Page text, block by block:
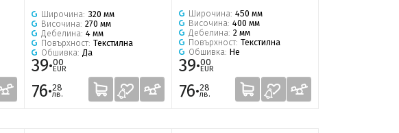
Широчина: 320 мм
Височина: 270 мм
Дебелина: 4 мм
Повърхност: Текстилна
Обшивка: Да
39·00
EUR
76·28
лв.
Широчина: 450 мм
Височина: 400 мм
Дебелина: 2 мм
Повърхност: Текстилна
Обшивка: Не
39·00
EUR
76·28
лв.